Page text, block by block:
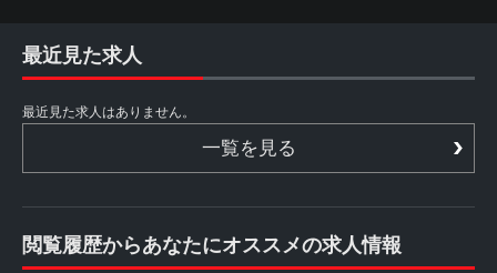
最近見た求人
最近見た求人はありません。
一覧を見る
閲覧履歴からあなたにオススメの求人情報